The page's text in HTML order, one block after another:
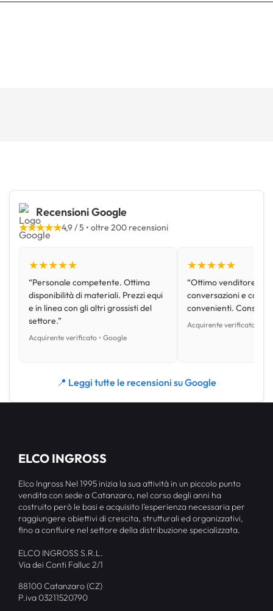
Recensioni Google
★★★★★4,9 / 5 • oltre 200 recensioni
★★★★★
“Personale competente. Ottima
disponibilità di materiali. Prezzi equi
e in linea con gli altri grossisti del
settore.”
Acquirente verificato • Google
★★★★★
“Ottimo venditore,
conversazioni e con
convenienti.
Acquirente verificato •
📍 Leggi tutte le recensioni su Google
ELCO INGROSS
Elco Ingross Nel 1995 inizia la sua attività in un piccolo punto
vendita con sede a Catanzaro, nel corso degli anni ha
costruito però le basi e acquisito l’esperienza necessaria per
raggiungere obiettivi di crescita, strutturali ed organizzativi,
fino a confluire nel settore della distribuzione specializzata.
ELCO INGROSS S.R.L.
Via dei Conti Falluc 2/1
88100 Catanzaro (CZ)
P.iva 03211520790